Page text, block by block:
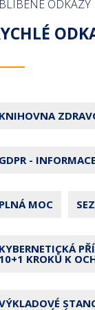
ODKAZY
-
MOC
KROKŮ K